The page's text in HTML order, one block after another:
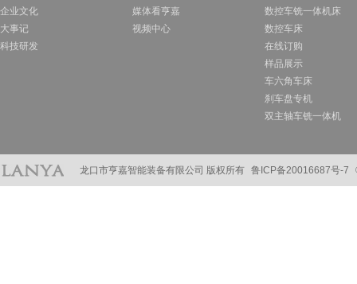
企业文化
大事记
科技研发
媒体看亨嘉
视频中心
数控车铣一体机床
数控车床
在线订购
样品展示
车六角车床
刹车盘专机
双主轴车铣一体机
龙口市亨嘉智能装备有限公司 版权所有 鲁ICP备20016687号-7